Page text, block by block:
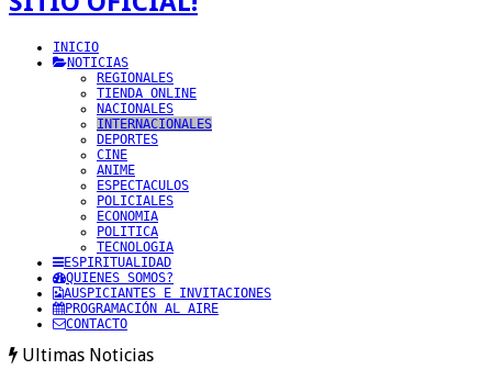
INICIO
NOTICIAS
REGIONALES
TIENDA ONLINE
NACIONALES
INTERNACIONALES
DEPORTES
CINE
ANIME
ESPECTACULOS
POLICIALES
ECONOMIA
POLITICA
TECNOLOGIA
ESPIRITUALIDAD
QUIENES SOMOS?
AUSPICIANTES E INVITACIONES
PROGRAMACIÓN AL AIRE
CONTACTO
Ultimas Noticias